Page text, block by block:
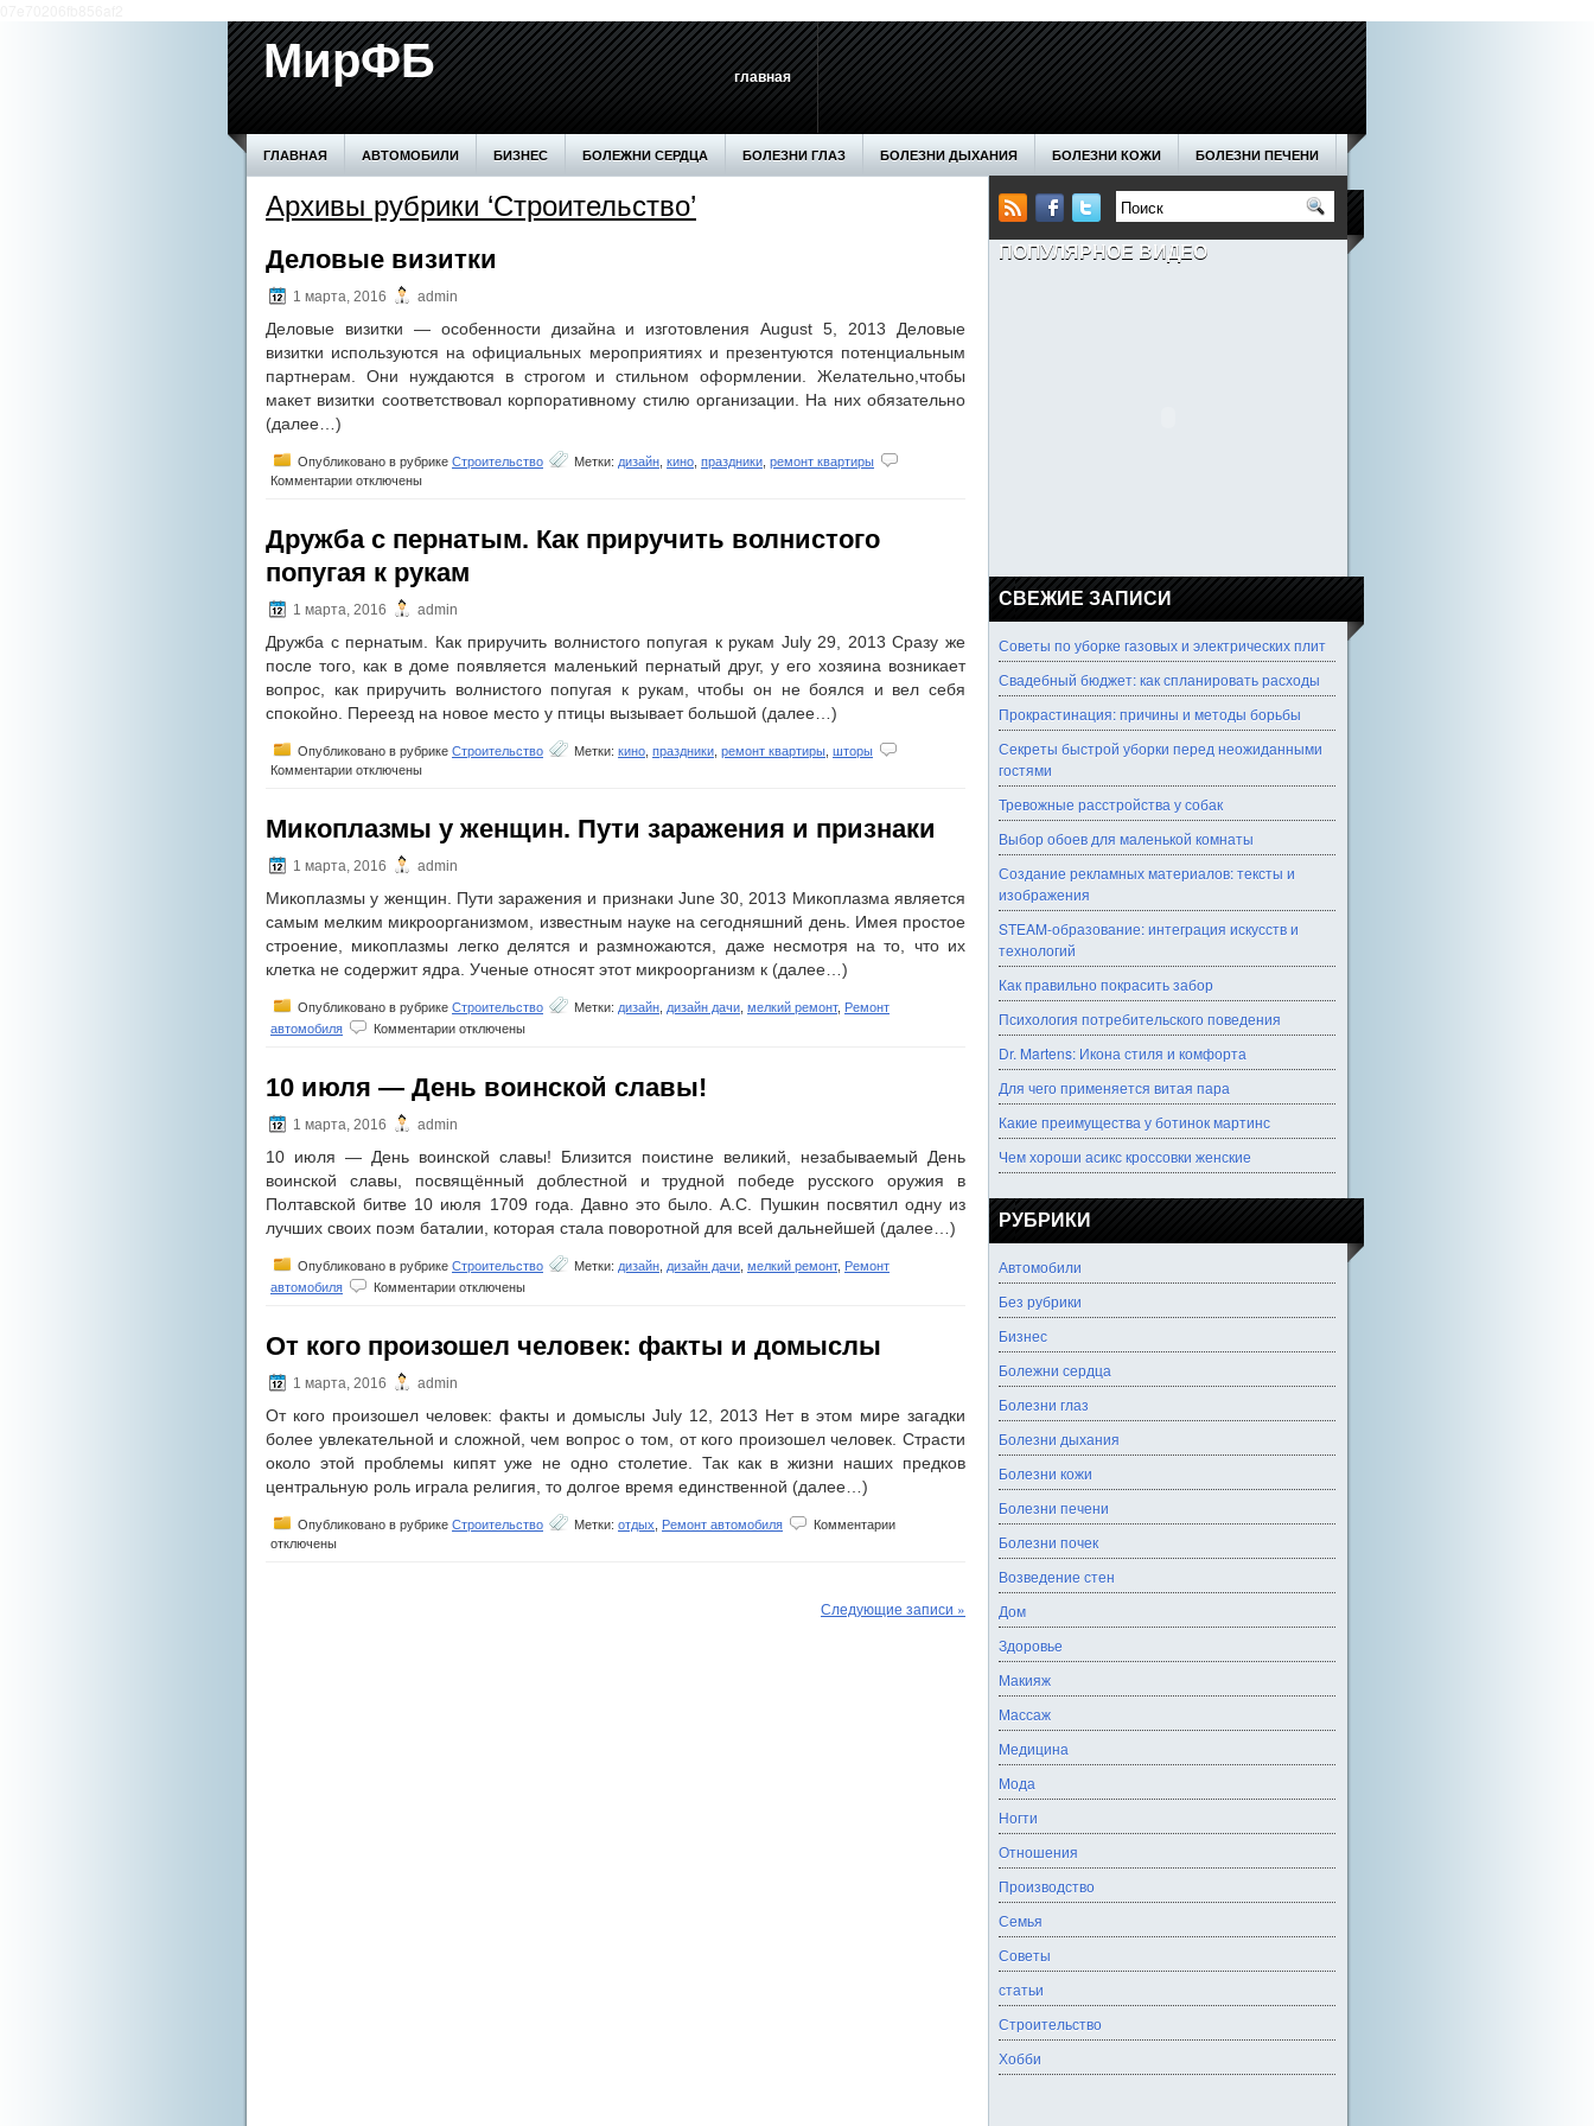
МирФБ главная
ГЛАВНАЯ АВТОМОБИЛИ БИЗНЕС БОЛЕЖНИ СЕРДЦА БОЛЕЗНИ ГЛАЗ БОЛЕЗНИ ДЫХАНИЯ БОЛЕЗНИ КОЖИ БОЛЕЗНИ ПЕЧЕНИ
БОЛЕЗНИ ПОЧЕК ВОЗВЕДЕНИЕ СТЕН ДОМ ЗДОРОВЬЕ МЕДИЦИНА МОДА НОГТИ
ПРОИЗВОДСТВО СЕМЬЯ СОВЕТЫ
Архивы рубрики ‘Строительство’
Деловые визитки
1 марта, 2016 admin
Деловые визитки — особенности дизайна и изготовления August 5, 2013 Деловые
визитки используются на официальных мероприятиях и презентуются потенциальным
партнерам. Они нуждаются в строгом и стильном оформлении. Желательно,чтобы
макет визитки соответствовал корпоративному стилю организации. На них обязательно
(далее…)
Опубликовано в рубрике Строительство Метки: дизайн кино праздники ремонт квартиры
Комментариик
визитки
отключены
Дружба с пернатым. Как приручить волнистого
попугая к рукам
1 марта, 2016 admin
Дружба с пернатым. Как приручить волнистого попугая к рукам July 29, 2013 Сразу же
после того, как в доме появляется маленький пернатый друг, у его хозяина возникает
вопрос, как приручить волнистого попугая к рукам, чтобы он не боялся и вел себя
спокойно. Переезд на новое место у птицы вызывает большой (далее…)
Опубликовано в рубрике Строительство Метки: кино праздники ремонт квартиры шторы
Комментариик
с
Как
волнистого
попугая
отключены
Микоплазмы у женщин. Пути заражения и признаки
1 марта, 2016 admin
Микоплазмы у женщин. Пути заражения и признаки June 30, 2013 Микоплазма является
самым мелким микроорганизмом, известным науке на сегодняшний день. Имея простое
строение, микоплазмы легко делятся и размножаются, даже несмотря на то, что их
клетка не содержит ядра. Ученые относят этот микроорганизм к (далее…)
Опубликовано в рубрике Строительство Метки: дизайн дизайн дачи мелкий ремонт, Ремонт
автомобиля
Комментариик
у
женщин.
Пути
и
признаки
отключены
10 июля — День воинской славы!
1 марта, 2016 admin
10 июля — День воинской славы! Близится поистине великий, незабываемый День
воинской славы, посвящённый доблестной и трудной победе русского оружия в
Полтавской битве 10 июля 1709 года. Давно это было. А.С. Пушкин посвятил одну из
лучших своих поэм баталии, которая стала поворотной для всей дальнейшей (далее…)
Опубликовано в рубрике Строительство Метки: дизайн дизайн дачи мелкий ремонт, Ремонт
автомобиля
Комментариик
июля
—
День
славы!
отключены
От кого произошел человек: факты и домыслы
1 марта, 2016 admin
От кого произошел человек: факты и домыслы July 12, 2013 Нет в этом мире загадки
более увлекательной и сложной, чем вопрос о том, от кого произошел человек. Страсти
около этой проблемы кипят уже не одно столетие. Так как в жизни наших предков
центральную роль играла религия, то долгое время единственной (далее…)
Опубликовано в рубрике Строительство Метки: отдых Ремонт автомобиля Комментариик
человек:
отключены
Следующие записи »
ПОПУЛЯРНОЕ ВИДЕО
СВЕЖИЕ ЗАПИСИ
Советы по уборке газовых и электрических плит
Свадебный бюджет: как спланировать расходы
Прокрастинация: причины и методы борьбы
Секреты быстрой уборки перед неожиданными
гостями
Тревожные расстройства у собак
Выбор обоев для маленькой комнаты
Создание рекламных материалов: тексты и
изображения
STEAM-образование: интеграция искусств и
технологий
Как правильно покрасить забор
Психология потребительского поведения
Dr. Martens: Икона стиля и комфорта
Для чего применяется витая пара
Какие преимущества у ботинок мартинс
Чем хороши асикс кроссовки женские
РУБРИКИ
Автомобили
Без рубрики
Бизнес
Болежни сердца
Болезни глаз
Болезни дыхания
Болезни кожи
Болезни печени
Болезни почек
Возведение стен
Дом
Здоровье
Макияж
Массаж
Медицина
Мода
Ногти
Отношения
Производство
Семья
Советы
статьи
Строительство
Хобби